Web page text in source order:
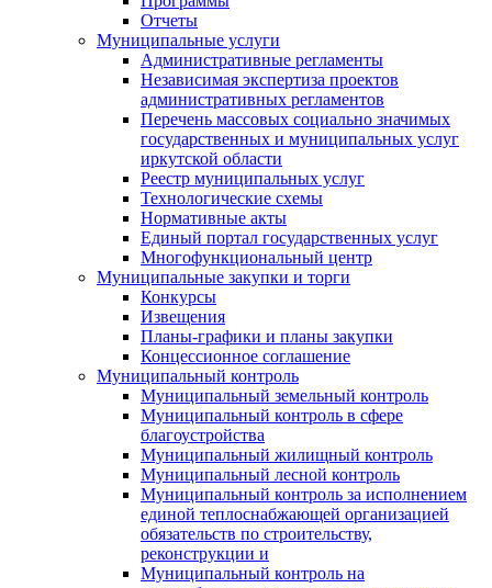
Отчеты
Муниципальные услуги
Административные регламенты
Независимая экспертиза проектов
административных регламентов
Перечень массовых социально значимых
государственных и муниципальных услуг
иркутской области
Реестр муниципальных услуг
Технологические схемы
Нормативные акты
Единый портал государственных услуг
Многофункциональный центр
Муниципальные закупки и торги
Конкурсы
Извещения
Планы-графики и планы закупки
Концессионное соглашение
Муниципальный контроль
Муниципальный земельный контроль
Муниципальный контроль в сфере
благоустройства
Муниципальный жилищный контроль
Муниципальный лесной контроль
Муниципальный контроль за исполнением
единой теплоснабжающей организацией
обязательств по строительству,
реконструкции и
Муниципальный контроль на